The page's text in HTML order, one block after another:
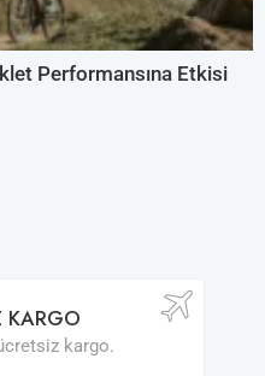
Performansına Etkisi
KARGO
kargo.